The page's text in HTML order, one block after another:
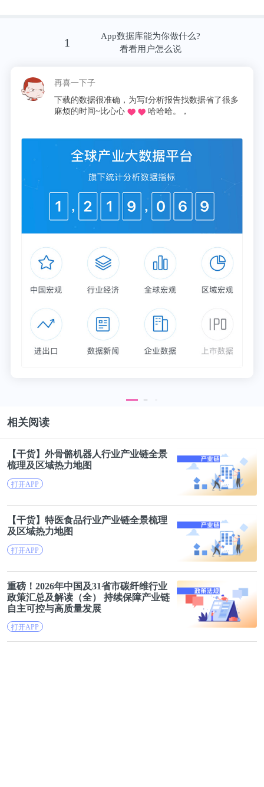
1
App数据库能为你做什么?
看看用户怎么说
再喜一下子
下载的数据很准确，为写f分析报告找数据省了很多
麻烦的时间~比心心
哈哈哈。，
相关阅读
【干货】外骨骼机器人行业产业链全景
梳理及区域热力地图
打开APP
【干货】特医食品行业产业链全景梳理
及区域热力地图
打开APP
重磅！2026年中国及31省市碳纤维行业
政策汇总及解读（全） 持续保障产业链
自主可控与高质量发展
打开APP